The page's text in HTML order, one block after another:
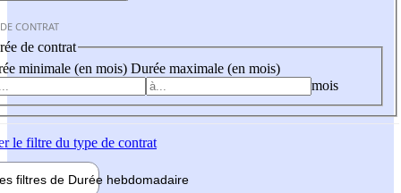
CONTRAT
de contrat
minimale (en mois) Durée maximale (en mois)
mois
le filtre du type de contrat
filtres de Durée hebdomadaire